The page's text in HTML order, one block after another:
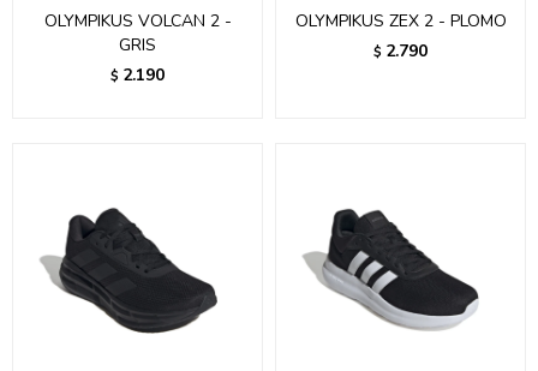
OLYMPIKUS VOLCAN 2 -
GRIS
$ 2.190
OLYMPIKUS ZEX 2 - PLOMO
$ 2.790